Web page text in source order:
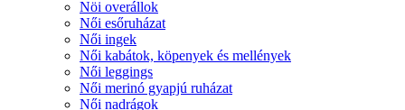
Nöi overállok
Női esőruházat
Női ingek
Női kabátok, köpenyek és mellények
Női leggings
Női merinó gyapjú ruházat
Női nadrágok